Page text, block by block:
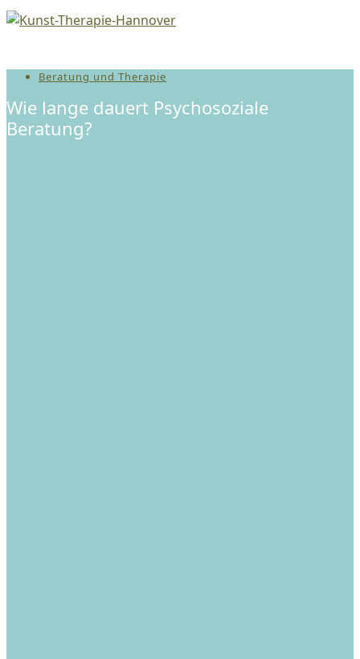
Beratung und Therapie
Wie lange dauert Psychosoziale
Beratung?